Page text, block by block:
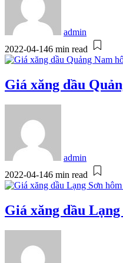
admin
2022-04-146 min read
Giá xăng dầu
admin
2022-04-146 min read
Giá xăng dầu